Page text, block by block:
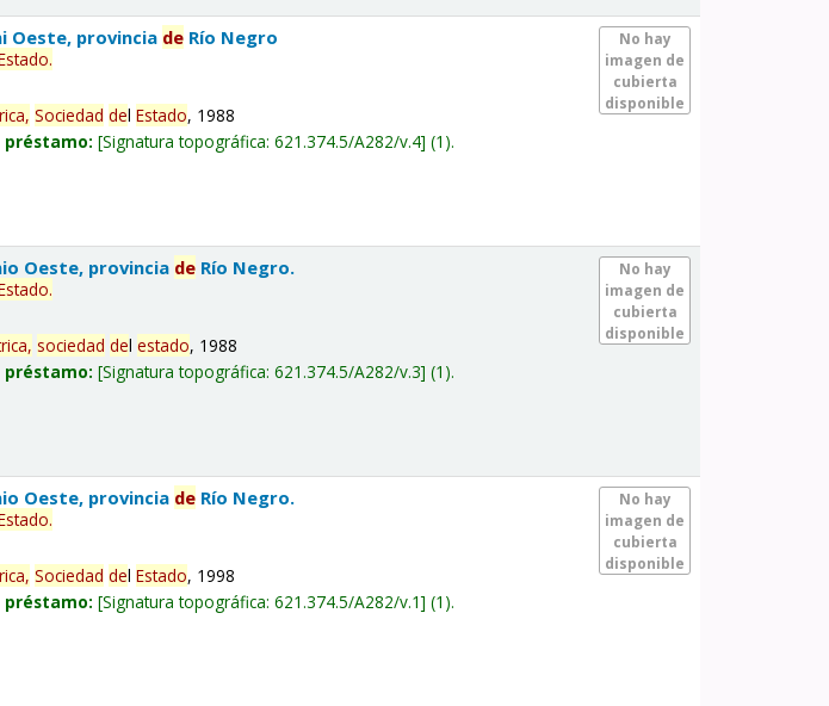
No hay
imagen de
cubierta
disponible
Oeste, provincia de Río Negro
.
Sociedad delEstado, 1988
préstamo: Signatura topográfica:621.374.5/A282/v.4 (1).
No hay
imagen de
cubierta
disponible
Oeste, provincia de Río Negro.
.
sociedad delestado, 1988
préstamo: Signatura topográfica:621.374.5/A282/v.3 (1).
No hay
imagen de
cubierta
disponible
Oeste, provincia de Río Negro.
.
Sociedad delEstado, 1998
préstamo: Signatura topográfica:621.374.5/A282/v.1 (1).